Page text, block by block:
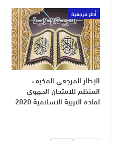
أطر مرجعية
الإطار المرجعي المكيف
المنظم للامتحان الجهوي
لمادة التربية الاسلامية 2020